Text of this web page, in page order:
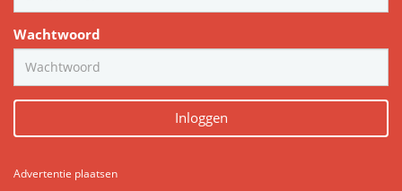
Wachtwoord
Inloggen
Advertentie plaatsen